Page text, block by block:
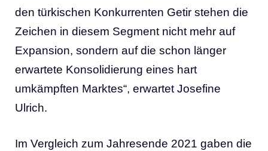
den türkischen Konkurrenten Getir stehen die
Zeichen in diesem Segment nicht mehr auf
Expansion, sondern auf die schon länger
erwartete Konsolidierung eines hart
umkämpften Marktes“, erwartet Josefine
Ulrich.
Im Vergleich zum Jahresende 2021 gaben die